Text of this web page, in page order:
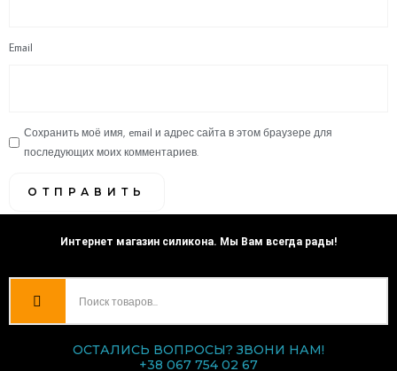
Email
Сохранить моё имя, email и адрес сайта в этом браузере для
последующих моих комментариев.
Интернет магазин силикона. Мы Вам всегда рады!
ОСТАЛИСЬ ВОПРОСЫ? ЗВОНИ НАМ!
+38 067 754 02 67